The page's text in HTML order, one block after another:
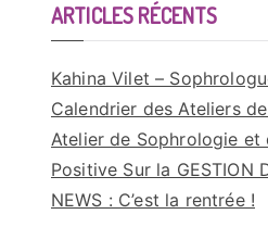
ARTICLES RÉCENTS
Kahina Vilet –
Calendrier des Ateliers
Atelier de Sophrologie et
Positive Sur la GESTION
NEWS : C’est la rentrée !